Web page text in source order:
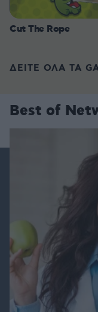
Cut The Rope
ΔΕΙΤΕ ΟΛΑ ΤΑ
Best of